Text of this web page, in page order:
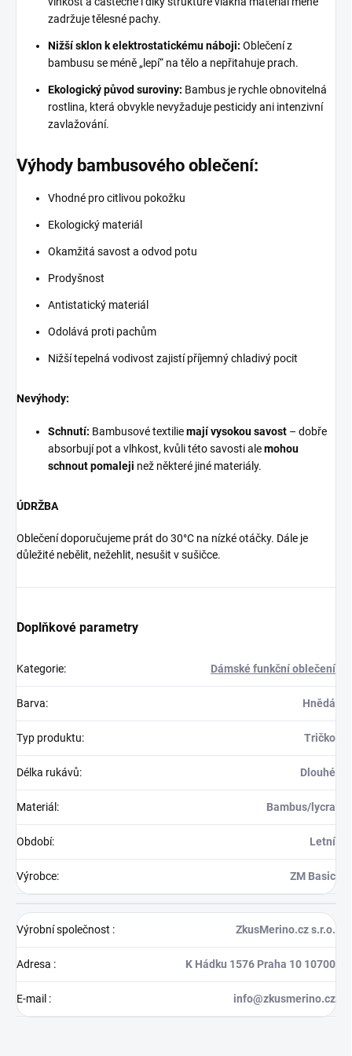
zadržuje tělesné pachy.
Nižší sklon k elektrostatickému náboji: Oblečení z
bambusu se méně „lepí“ na tělo a nepřitahuje prach.
Ekologický původ suroviny: Bambus je rychle obnovitelná
rostlina, která obvykle nevyžaduje pesticidy ani intenzivní
zavlažování.
Výhody bambusového oblečení:
Vhodné pro citlivou pokožku
Ekologický materiál
Okamžitá savost a odvod potu
Prodyšnost
Antistatický materiál
Odolává proti pachům
Nižší tepelná vodivost zajistí příjemný chladivý pocit
Nevýhody:
Schnutí: Bambusové textiliemají vysokou savost – dobře
absorbují pot a vlhkost, kvůli této savosti alemohou
schnout pomaleji než některé jiné materiály.
ÚDRŽBA
Oblečení doporučujeme prát do 30°C na nízké otáčky. Dále je
důležité nebělit, nežehlit, nesušit v sušičce.
Doplňkové parametry
Kategorie: Dámské funkční oblečení
Barva: Hnědá
Typ produktu: Tričko
Délka rukávů: Dlouhé
Materiál : Bambus/lycra
Období: Letní
Výrobce: ZM Basic
Výrobní společnost : ZkusMerino.cz s.r.o.
Adresa : K Hádku 1576 Praha 10 10700
E-mail : info@zkusmerino.cz